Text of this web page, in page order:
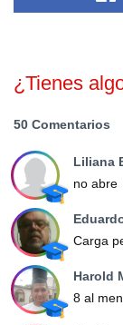
¿Tienes
50 Comentarios
Liliana
no abre
Carga
Harold
8 al